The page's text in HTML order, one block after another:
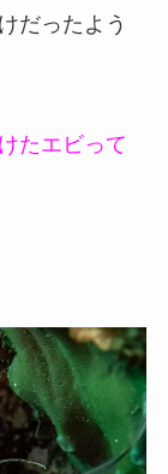
だったよう
たエビって